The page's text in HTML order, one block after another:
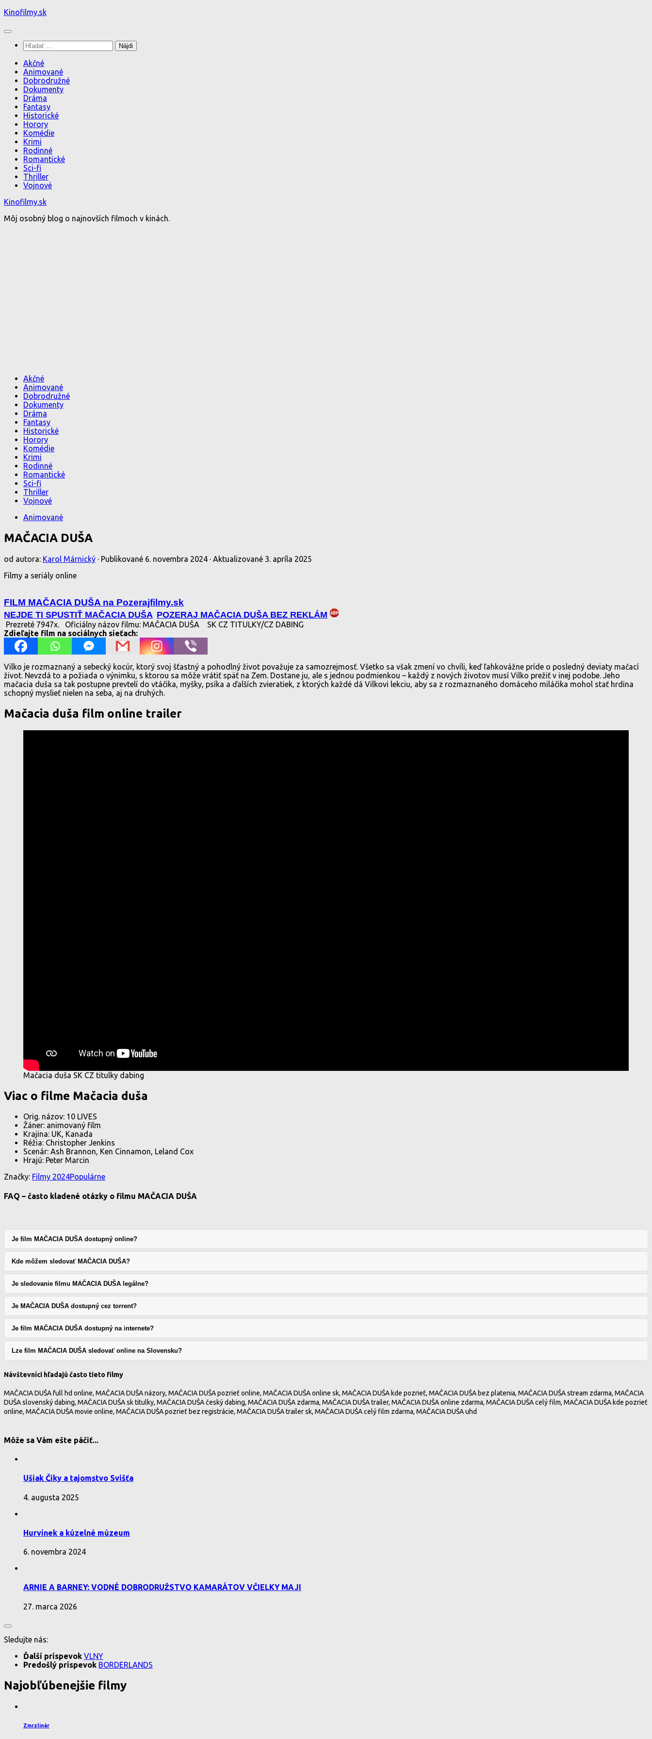
Preskočiť
obsah
Kinofilmy.sk
Hľadať:
Akčné
Animované
Dobrodružné
Dokumenty
Dráma
Fantasy
Historické
Horory
Komédie
Krimi
Rodinné
Romantické
Sci-fi
Thriller
Vojnové
Kinofilmy.sk
Môj osobný blog o najnovších filmoch v kinách.
Akčné
Animované
Dobrodružné
Dokumenty
Dráma
Fantasy
Historické
Horory
Komédie
Krimi
Rodinné
Romantické
Sci-fi
Thriller
Vojnové
Animované
MAČACIA DUŠA
od autora: Karol Márnický · Publikované 6. novembra 2024 · Aktualizované 3. apríla 2025
Filmy a seriály online
FILM MAČACIA DUŠA na Pozerajfilmy.sk
NEJDE TI SPUSTIŤ MAČACIA DUŠA POZERAJ MAČACIA DUŠA BEZ REKLÁM
Prezreté 7947x. Oficiálny názov filmu: MAČACIA DUŠA
SK CZ TITULKY/CZ DABING
Zdieľajte film na sociálnych sieťach:
Vilko je rozmaznaný a sebecký kocúr, ktorý svoj šťastný a pohodlný život považuje za samozrejmosť. Všetko sa však zmení vo chvíli, keď ľahkovážne príde o posledný deviaty mačací
život. Nevzdá to a požiada o výnimku, s ktorou sa môže vrátiť späť na Zem. Dostane ju, ale s jednou podmienkou – každý z nových životov musí Vilko prežiť v inej podobe. Jeho
mačacia duša sa tak postupne prevtelí do vtáčika, myšky, psíka a ďalších zvieratiek, z ktorých každé dá Vilkovi lekciu, aby sa z rozmaznaného domáceho miláčika mohol stať hrdina
schopný myslieť nielen na seba, aj na druhých.
Mačacia duša film online trailer
Mačacia duša SK CZ titulky dabing
Viac o filme Mačacia duša
Orig. názov: 10 LIVES
Žáner: animovaný film
Krajina: UK, Kanada
Réžia: Christopher Jenkins
Scenár: Ash Brannon, Ken Cinnamon, Leland Cox
Hrajú: Peter Marcin
Značky: Filmy 2024Populárne
FAQ – často kladené otázky o filmu MAČACIA DUŠA
Je film MAČACIA DUŠA dostupný online?
Kde môžem sledovať MAČACIA DUŠA?
Je sledovanie filmu MAČACIA DUŠA legálne?
Je MAČACIA DUŠA dostupný cez torrent?
Je film MAČACIA DUŠA dostupný na internete?
Lze film MAČACIA DUŠA sledovať online na Slovensku?
Návštevníci hľadajú často tieto filmy
MAČACIA DUŠA full hd online, MAČACIA DUŠA názory, MAČACIA DUŠA pozrieť online, MAČACIA DUŠA online sk, MAČACIA DUŠA kde pozrieť, MAČACIA DUŠA bez platenia, MAČACIA DUŠA stream zdarma, MAČACIA
DUŠA slovenský dabing, MAČACIA DUŠA sk titulky, MAČACIA DUŠA český dabing, MAČACIA DUŠA zdarma, MAČACIA DUŠA trailer, MAČACIA DUŠA online zdarma, MAČACIA DUŠA celý film, MAČACIA DUŠA kde pozrieť
online, MAČACIA DUŠA movie online, MAČACIA DUŠA pozrieť bez registrácie, MAČACIA DUŠA trailer sk, MAČACIA DUŠA celý film zdarma, MAČACIA DUŠA uhd
Môže sa Vám ešte páčiť...
Ušiak Čiky a tajomstvo Svišťa
4. augusta 2025
Hurvínek a kúzelné múzeum
6. novembra 2024
ARNIE A BARNEY: VODNÉ DOBRODRUŽSTVO KAMARÁTOV VČIELKY MAJI
27. marca 2026
Sledujte nás:
Ďalší príspevok VLNY
Predošlý príspevok BORDERLANDS
Najobľúbenejšie filmy
Zmrzlinár